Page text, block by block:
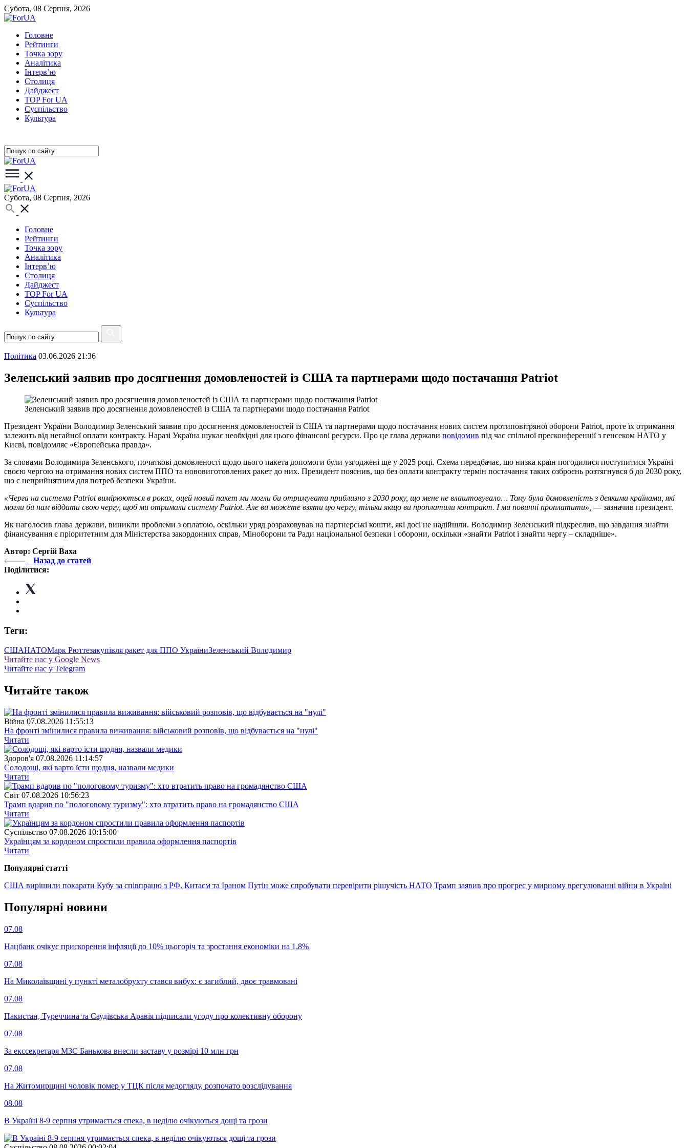
Субота, 08 Серпня, 2026
Головне
Рейтинги
Точка зору
Аналітика
Інтерв’ю
Столиця
Дайджест
TOP For UA
Суспiльство
Культура
Субота, 08 Серпня, 2026
Головне
Рейтинги
Точка зору
Аналітика
Інтерв’ю
Столиця
Дайджест
TOP For UA
Суспiльство
Культура
Полiтика 03.06.2026 21:36
Зеленський заявив про досягнення домовленостей із США та партнерами щодо постачання Patriot
Зеленський заявив про досягнення домовленостей із США та партнерами щодо постачання Patriot
Президент України Володимир Зеленський заявив про досягнення домовленостей із США та партнерами щодо постачання нових систем протиповітряної оборони Patriot, проте їх отримання
залежить від негайної оплати контракту. Наразі Україна шукає необхідні для цього фінансові ресурси. Про це глава держави повідомив під час спільної пресконференції з генсеком НАТО у
Києві, повідомляє «Європейська правда».
За словами Володимира Зеленського, початкові домовленості щодо цього пакета допомоги були узгоджені ще у 2025 році. Схема передбачає, що низка країн погодилися поступитися Україні
своєю чергою на отримання нових систем ППО та нововиготовлених ракет до них. Президент пояснив, що без оплати контракту термін постачання таких озброєнь розтягнувся б до 2030 року,
що є неприйнятним для потреб безпеки України.
«Черга на системи Patriot вимірюються в роках, оцей новий пакет ми могли би отримувати приблизно з 2030 року, що мене не влаштовувало… Тому була домовленість з деякими країнами, які
могли би нам віддати свою чергу, щоб ми отримали систему Patriot. Але ви можете взяти цю чергу, тільки якщо ви проплатили контракт. І ми повинні проплатити», — зазначив президент.
Як наголосив глава держави, виникли проблеми з оплатою, оскільки уряд розраховував на партнерські кошти, які досі не надійшли. Володимир Зеленський підкреслив, що завдання знайти
фінансування є пріоритетним для Міністерства закордонних справ, Міноборони та Ради національної безпеки і оборони, оскільки «знайти Patriot і знайти чергу – складніше».
Автор: Сергій Ваха
Назад до статей
Поділитися:
Теги:
СШАНАТОМарк Рюттезакупівля ракет для ППО УкраїниЗеленський Володимир
Читайте нас у Google News
Читайте нас у Telegram
Читайте також
Війна 07.08.2026 11:55:13
На фронті змінилися правила виживання: військовий розповів, що відбувається на "нулі"
Читати
Здоров'я 07.08.2026 11:14:57
Солодощі, які варто їсти щодня, назвали медики
Читати
Свiт 07.08.2026 10:56:23
Трамп вдарив по "пологовому туризму": хто втратить право на громадянство США
Читати
Суспiльство 07.08.2026 10:15:00
Українцям за кордоном спростили правила оформлення паспортів
Читати
Популярнi статтi
США вирішили покарати Кубу за співпрацю з РФ, Китаєм та Іраном Путін може спробувати перевірити рішучість НАТО Трамп заявив про прогрес у мирному врегулюванні війни в Україні
Популярнi новини
07.08
Нацбанк очікує прискорення інфляції до 10% цьогоріч та зростання економіки на 1,8%
07.08
На Миколаївщині у пункті металобрухту стався вибух: є загиблий, двоє травмовані
07.08
Пакистан, Туреччина та Саудівська Аравія підписали угоду про колективну оборону
07.08
За екссекретаря МЗС Банькова внесли заставу у розмірі 10 млн грн
07.08
На Житомирщині чоловік помер у ТЦК після медогляду, розпочато розслідування
08.08
В Україні 8-9 серпня утримається спека, в неділю очікуються дощі та грози